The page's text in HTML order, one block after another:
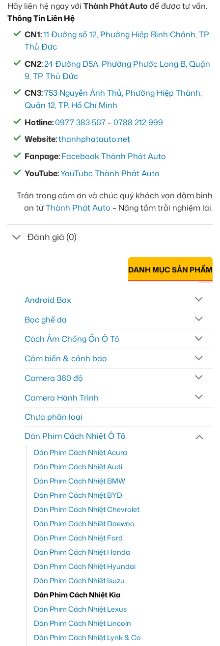
Hãy liên hệ ngay với Thành Phát Auto để được tư vấn.
Thông Tin Liên Hệ
CN1:11 Đường số 12, Phường Hiệp Bình Chánh, TP.
Thủ Đức
CN2:24 Đường D5A, Phường Phước Long B, Quận
9, TP. Thủ Đức
CN3:753 Nguyễn Ảnh Thủ, Phường Hiệp Thành,
Quận 12, TP. Hồ Chí Minh
Hotline:0977 383 567 –0788 212 999
Website:thanhphatauto.net
Fanpage:Facebook Thành Phát Auto
YouTube:YouTube Thành Phát Auto
Trân trọng cảm ơn và chúc quý khách vạn dặm bình
an từThành Phát Auto – Nâng tầm trải nghiệm lái.
Đánh giá (0)
DANH MỤC SẢN PHẨM
Android Box
Bọc ghế da
Cách Âm Chống Ồn Ô Tô
Cảm biến & cảnh báo
Camera 360 độ
Camera Hành Trình
Chưa phân loại
Dán Phim Cách Nhiệt Ô Tô
Dán Phim Cách Nhiệt Acura
Dán Phim Cách Nhiệt Audi
Dán Phim Cách Nhiệt BMW
Dán Phim Cách Nhiệt BYD
Dán Phim Cách Nhiệt Chevrolet
Dán Phim Cách Nhiệt Daewoo
Dán Phim Cách Nhiệt Ford
Dán Phim Cách Nhiệt Honda
Dán Phim Cách Nhiệt Hyundai
Dán Phim Cách Nhiệt Isuzu
Dán Phim Cách Nhiệt Kia
Dán Phim Cách Nhiệt Lexus
Dán Phim Cách Nhiệt Lincoln
Dán Phim Cách Nhiệt Lynk & Co